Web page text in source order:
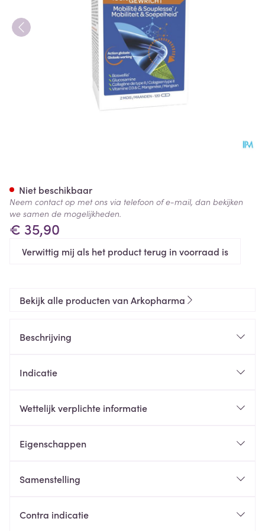
€ 35,90
Verwittig mij als het product terug in voorraad is
Niet beschikbaar
Neem contact op met ons via telefoon of e-mail, dan bekijken
we samen de mogelijkheden.
Bekijk alle producten van Arkopharma
Beschrijving
Indicatie
Wettelijk verplichte informatie
Eigenschappen
Samenstelling
Contra indicatie